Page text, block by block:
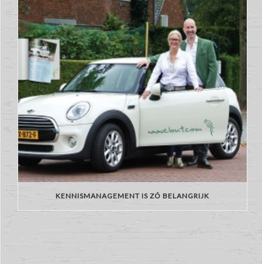
KENNISMANAGEMENT IS ZÓ BELANGRIJK